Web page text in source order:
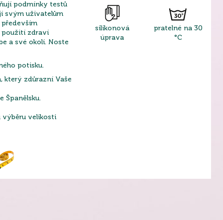
podmínky testů
svým uživatelům
použití zdraví
a své okolí. Noste
potisku.
který zdůrazní Vaše
Španělsku.
výběru velikosti
silikonová
úprava
pratelné na 30
°C